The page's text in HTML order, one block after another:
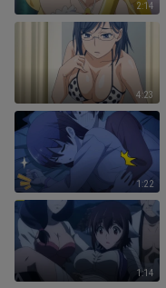
2:14
4:23
1:22
1:14